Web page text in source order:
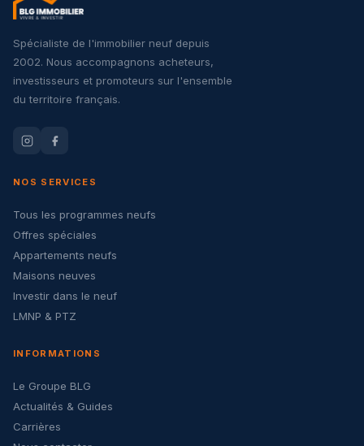
Spécialiste de l'immobilier neuf depuis
2002. Nous accompagnons acheteurs,
investisseurs et promoteurs sur l'ensemble
du territoire français.
NOS SERVICES
Tous les programmes neufs
Offres spéciales
Appartements neufs
Maisons neuves
Investir dans le neuf
LMNP & PTZ
INFORMATIONS
Le Groupe BLG
Actualités & Guides
Carrières